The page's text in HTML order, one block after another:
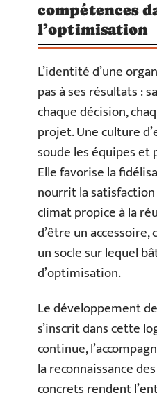
compétences
l’optimisation
L’identité d’une
pas à ses résultats :
chaque décision,
projet. Une culture
soude les équipes
Elle favorise la
nourrit la
climat propice à la
d’être un
un socle sur lequel
d’optimisation.
Le développement
s’inscrit dans cette
continue,
la reconnaissance
concrets rendent